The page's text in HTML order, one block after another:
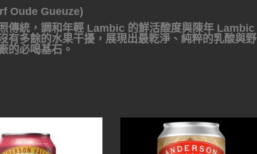
Oude Gueuze)
傳統，調和年輕 Lambic 的鮮活酸度與陳年 Lambic
有多餘的水果干擾，展現出最乾淨、純粹的乳酸與野
的必喝基石。